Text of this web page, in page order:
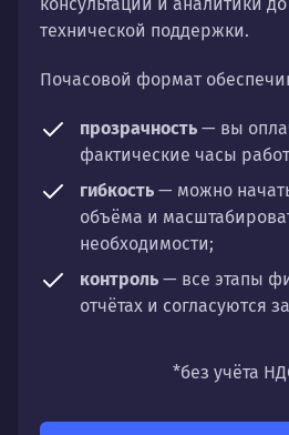
технической поддержки.
Почасовой формат
прозрачность — вы
фактические часы
гибкость — можно
объёма и
необходимости;
контроль — все этапы
отчётах и согласуются
направлений:*без учёта